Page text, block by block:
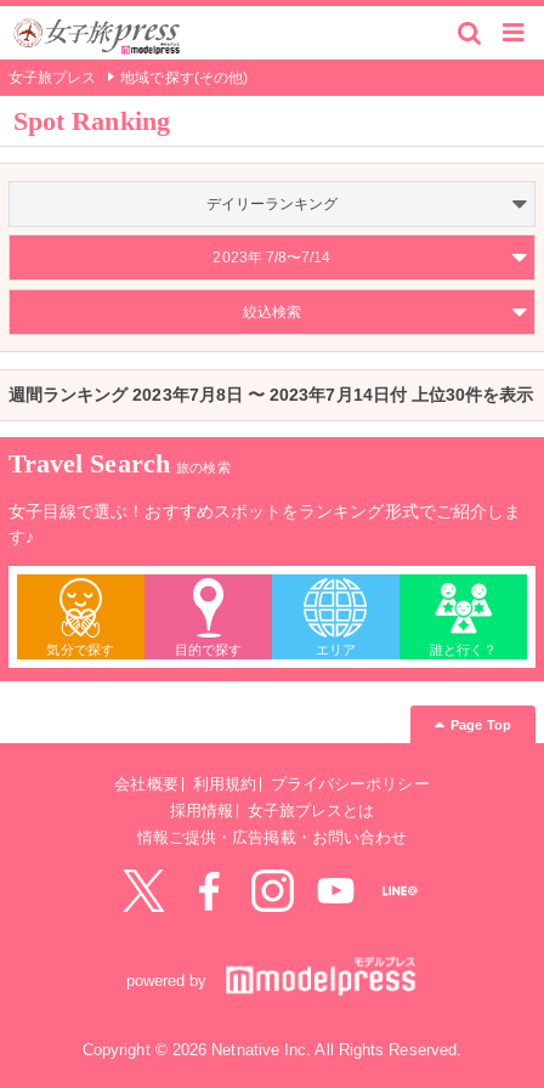
女子旅プレス 地域で探す(その他)
Spot Ranking
デイリーランキング
2023年 7/8〜7/14
絞込検索
週間ランキング 2023年7月8日 〜 2023年7月14日付 上位30件を表示
Travel Search 旅の検索
女子目線で選ぶ！おすすめスポットをランキング形式でご紹介しま
す♪
気分で探す 目的で探す エリア 誰と行く？
Page Top
会社概要 利用規約
プライバシーポリシー
採用情報
女子旅プレスとは
情報ご提供・広告掲載・お問い合わせ
powered by
Copyright © 2026 Netnative Inc. All Rights Reserved.